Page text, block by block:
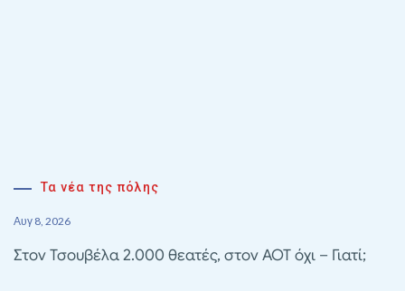
Τα νέα της πόλης
Αυγ 8, 2026
Στον Τσουβέλα 2.000 θεατές, στον ΑΟΤ όχι – Γιατί;